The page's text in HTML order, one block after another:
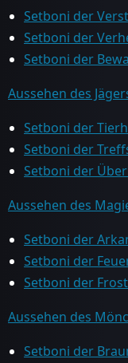
Setboni der
Setboni der
Setboni der
Aussehen des
Setboni der
Setboni der
Setboni der
Aussehen des
Setboni der
Setboni der
Setboni der
Aussehen des
Setboni der